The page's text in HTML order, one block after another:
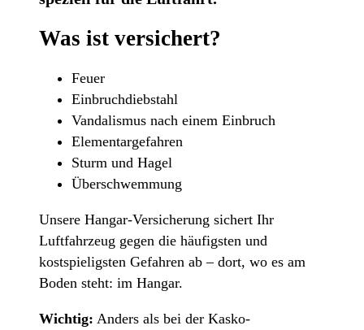
Was ist versichert?
Feuer
Einbruchdiebstahl
Vandalismus nach einem Einbruch
Elementargefahren
Sturm und Hagel
Überschwemmung
Unsere Hangar-Versicherung sichert Ihr
Luftfahrzeug gegen die häufigsten und
kostspieligsten Gefahren ab – dort, wo es am
Boden steht: im Hangar.
Wichtig: Anders als bei der Kasko-